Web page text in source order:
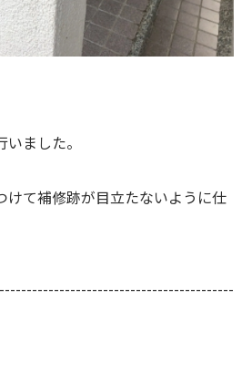
ました。
けて補修跡が目立たないように仕